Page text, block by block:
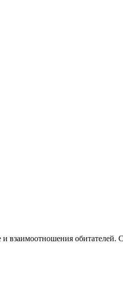
взаимоотношения